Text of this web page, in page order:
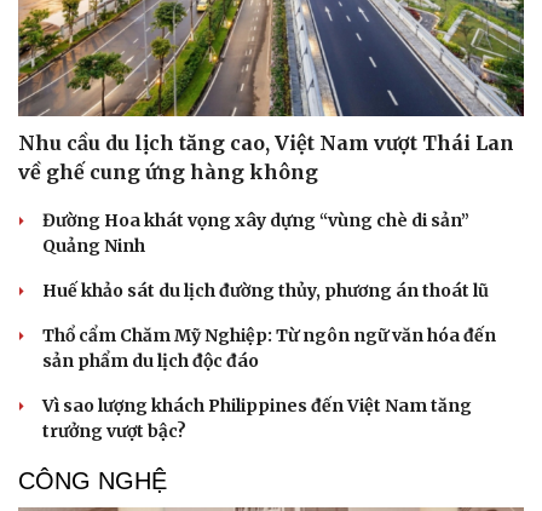
Làm đẹp - giảm cân
Phòng mạch online
Ăn sạch sống khỏe
Nhu cầu du lịch tăng cao, Việt Nam vượt Thái Lan
về ghế cung ứng hàng không
Đường Hoa khát vọng xây dựng “vùng chè di sản”
Quảng Ninh
Huế khảo sát du lịch đường thủy, phương án thoát lũ
Thổ cẩm Chăm Mỹ Nghiệp: Từ ngôn ngữ văn hóa đến
sản phẩm du lịch độc đáo
Vì sao lượng khách Philippines đến Việt Nam tăng
trưởng vượt bậc?
CÔNG NGHỆ